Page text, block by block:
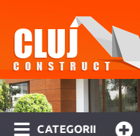
CATEGORII